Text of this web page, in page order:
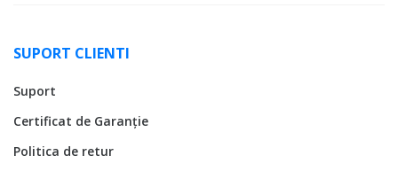
SUPORT CLIENTI
Suport
Certificat de Garanție
Politica de retur